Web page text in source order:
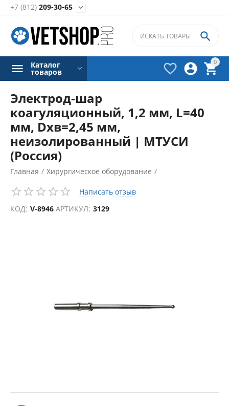
+7 (812) 209-30-65 
0




Каталог
товаров
Электрод-шар
коагуляционный, 1,2 мм, L=40
мм, Dхв=2,45 мм,
неизолированный | МТУСИ
(Россия)
Главная / Хирургическое оборудование /
Электрокоагуляторы /
Аксессуары для электрокоагуляторов
Написать отзыв
КОД: V-8946 АРТИКУЛ: 3129